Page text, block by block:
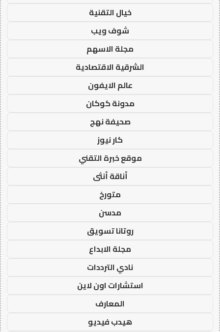
خيال التقنية
شوف ويب
مجلة الاسهم
الشرقية الاقتصادية
عالم الايفون
مدونة كوكان
صحيفة نهج
كار نيوز
موقع خبرة التقني
أناقة أنثى
متورخ
مدسن
روتانا تسويق
مجلة الابداع
نادي الترددات
استشارات اون لاين
المعارف
هيدب فيديو